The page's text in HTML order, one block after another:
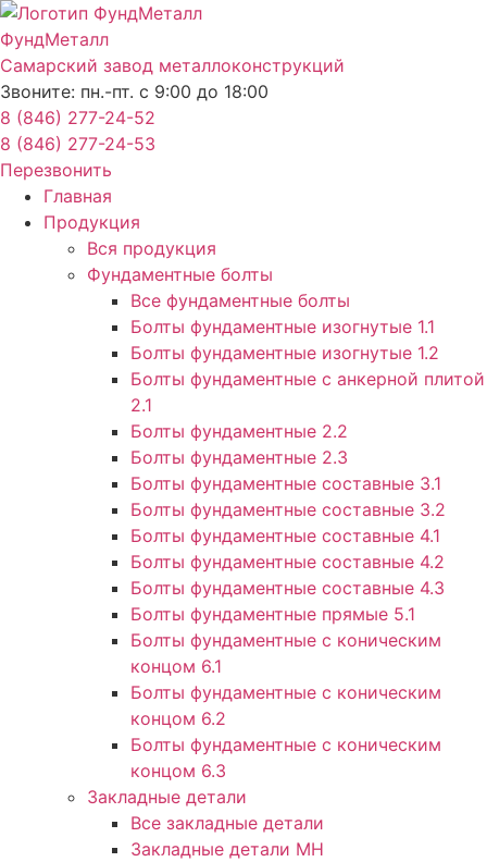
Перейти
к
содержимому
ФундМеталл
Самарский завод металлоконструкций
Звоните: пн.-пт. с 9:00 до 18:00
8 (846) 277-24-52
8 (846) 277-24-53
Перезвонить
Главная
Продукция
Вся продукция
Фундаментные болты
Все фундаментные болты
Болты фундаментные изогнутые 1.1
Болты фундаментные изогнутые 1.2
Болты фундаментные с анкерной плитой
2.1
Болты фундаментные 2.2
Болты фундаментные 2.3
Болты фундаментные составные 3.1
Болты фундаментные составные 3.2
Болты фундаментные составные 4.1
Болты фундаментные составные 4.2
Болты фундаментные составные 4.3
Болты фундаментные прямые 5.1
Болты фундаментные с коническим
концом 6.1
Болты фундаментные с коническим
концом 6.2
Болты фундаментные с коническим
концом 6.3
Закладные детали
Все закладные детали
Закладные детали МН